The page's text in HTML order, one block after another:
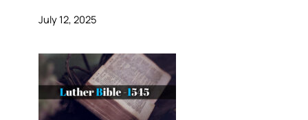
July 12, 2025